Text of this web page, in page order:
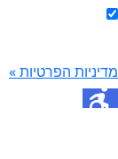
הפרטיות »